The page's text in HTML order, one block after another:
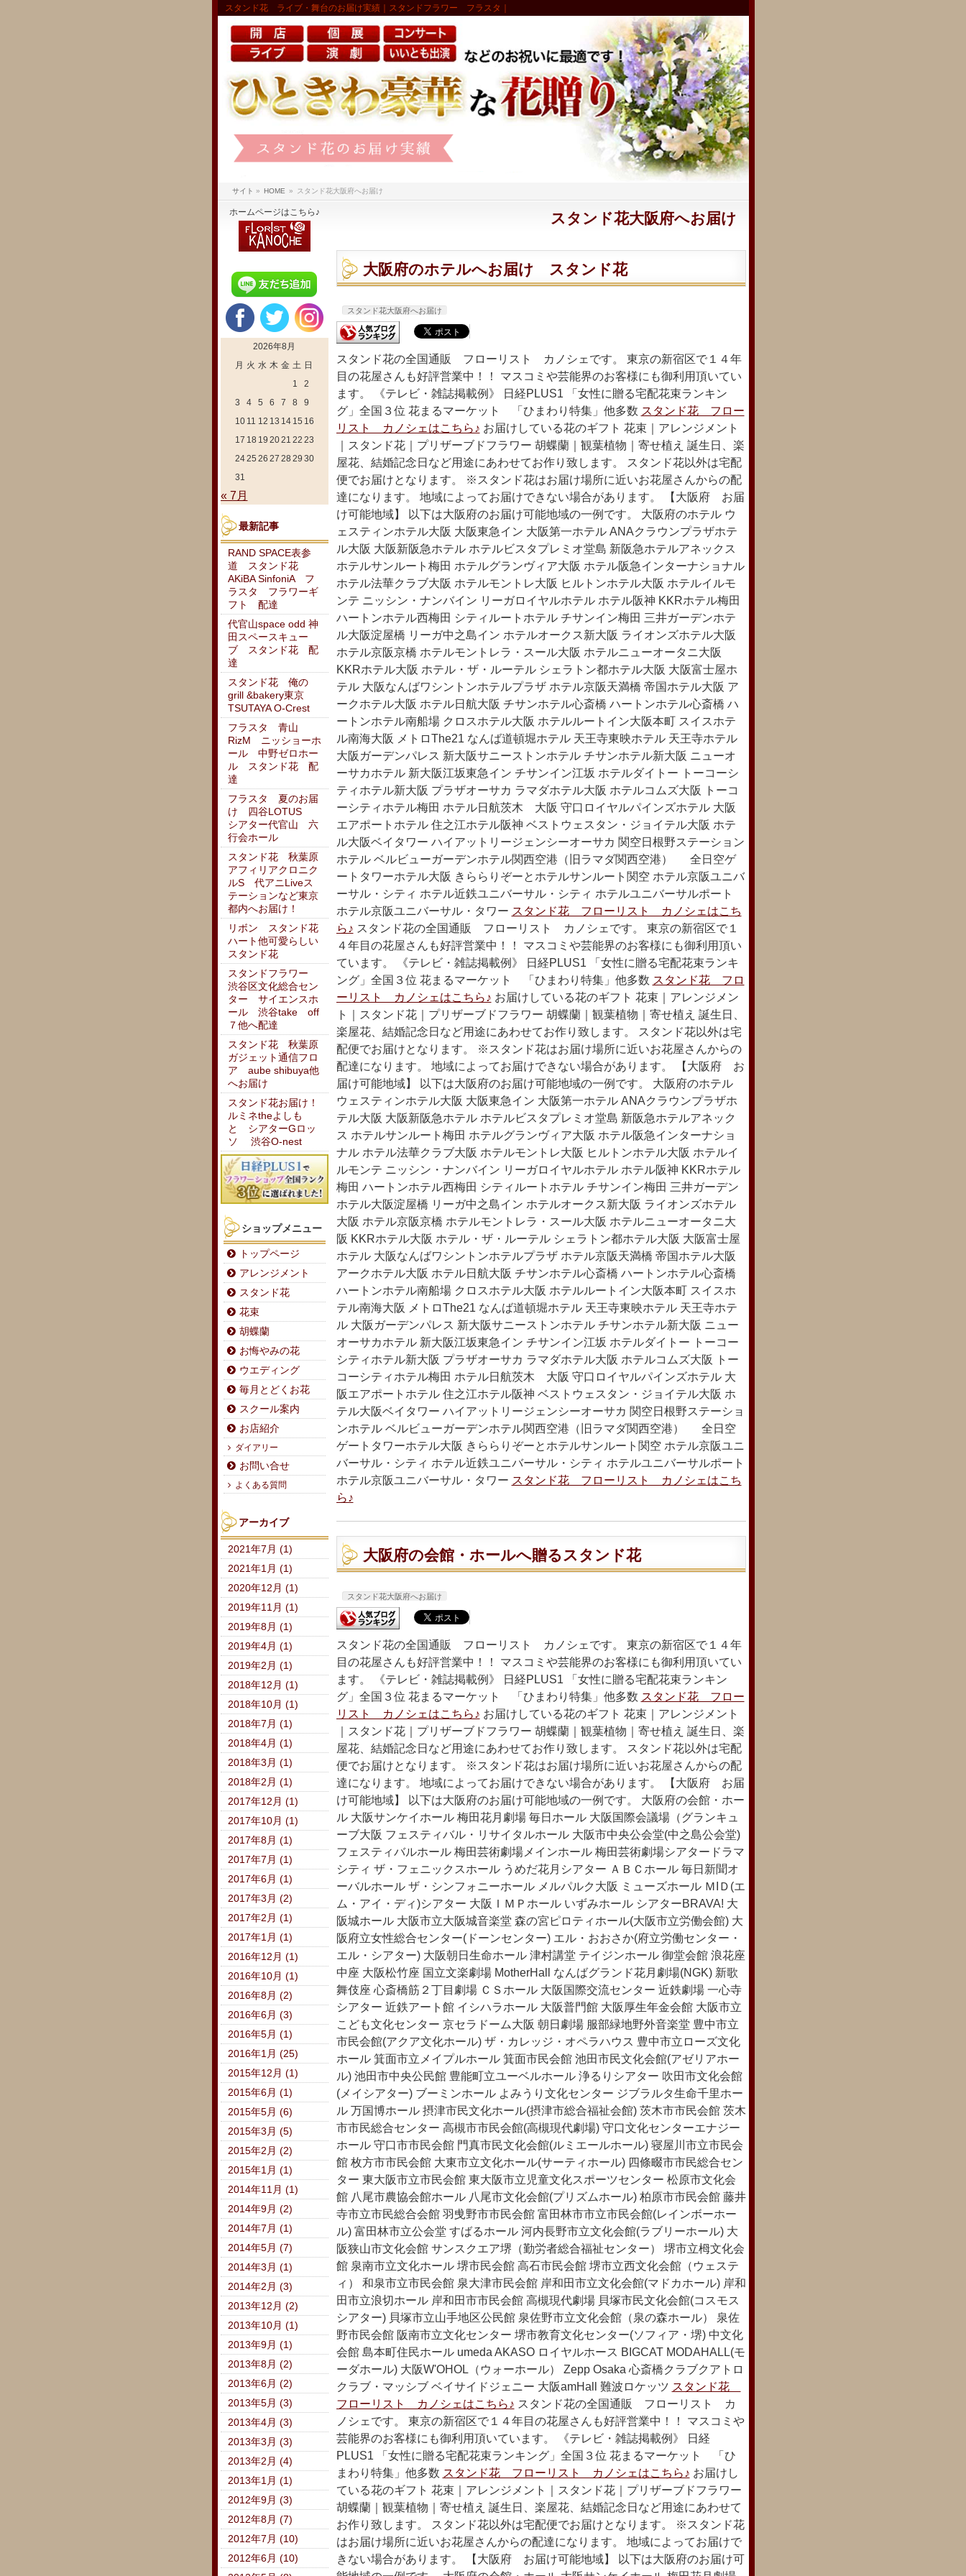
スタンド花 ライブ・舞台のお届け実績｜スタンドフラワー フラスタ｜
サイト » HOME » スタンド花大阪府へお届け
スタンド花大阪府へお届け
大阪府のホテルへお届け スタンド花
スタンド花大阪府へお届け
スタンド花の全国通販 フローリスト カノシェです。 東京の新宿区で１４年
目の花屋さんも好評営業中！！ マスコミや芸能界のお客様にも御利用頂いてい
ます。 《テレビ・雑誌掲載例》 日経PLUS1 「女性に贈る宅配花束ランキン
グ」全国３位 花まるマーケット 「ひまわり特集」他多数 スタンド花 フロー
リスト カノシェはこちら♪ お届けしている花のギフト 花束｜アレンジメント
｜スタンド花｜プリザーブドフラワー 胡蝶蘭｜観葉植物｜寄せ植え 誕生日、楽
屋花、結婚記念日など用途にあわせてお作り致します。 スタンド花以外は宅配
便でお届けとなります。 ※スタンド花はお届け場所に近いお花屋さんからの配
達になります。 地域によってお届けできない場合があります。 【大阪府 お届
け可能地域】 以下は大阪府のお届け可能地域の一例です。 大阪府のホテル ウ
ェスティンホテル大阪 大阪東急イン 大阪第一ホテル ANAクラウンプラザホテ
ル大阪 大阪新阪急ホテル ホテルビスタプレミオ堂島 新阪急ホテルアネックス
ホテルサンルート梅田 ホテルグランヴィア大阪 ホテル阪急インターナショナル
ホテル法華クラブ大阪 ホテルモントレ大阪 ヒルトンホテル大阪 ホテルイルモ
ンテ ニッシン・ナンバイン リーガロイヤルホテル ホテル阪神 KKRホテル梅田
ハートンホテル西梅田 シティルートホテル チサンイン梅田 三井ガーデンホテ
ル大阪淀屋橋 リーガ中之島イン ホテルオークス新大阪 ライオンズホテル大阪
ホテル京阪京橋 ホテルモントレラ・スール大阪 ホテルニューオータニ大阪
KKRホテル大阪 ホテル・ザ・ルーテル シェラトン都ホテル大阪 大阪富士屋ホ
テル 大阪なんばワシントンホテルプラザ ホテル京阪天満橋 帝国ホテル大阪 ア
ークホテル大阪 ホテル日航大阪 チサンホテル心斎橋 ハートンホテル心斎橋 ハ
ートンホテル南船場 クロスホテル大阪 ホテルルートイン大阪本町 スイスホテ
ル南海大阪 メトロThe21 なんば道頓堀ホテル 天王寺東映ホテル 天王寺ホテル
大阪ガーデンパレス 新大阪サニーストンホテル チサンホテル新大阪 ニューオ
ーサカホテル 新大阪江坂東急イン チサンイン江坂 ホテルダイトー トーコーシ
ティホテル新大阪 プラザオーサカ ラマダホテル大阪 ホテルコムズ大阪 トーコ
ーシティホテル梅田 ホテル日航茨木 大阪 守口ロイヤルパインズホテル 大阪
エアポートホテル 住之江ホテル阪神 ベストウェスタン・ジョイテル大阪 ホテ
ル大阪ベイタワー ハイアットリージェンシーオーサカ 関空日根野ステーション
ホテル ベルビューガーデンホテル関西空港（旧ラマダ関西空港） 全日空ゲ
ートタワーホテル大阪 きららりぞーとホテルサンルート関空 ホテル京阪ユニバ
ーサル・シティ ホテル近鉄ユニバーサル・シティ ホテルユニバーサルポート
ホテル京阪ユニバーサル・タワー スタンド花 フローリスト カノシェはこち
ら♪ スタンド花の全国通販 フローリスト カノシェです。 東京の新宿区で１
４年目の花屋さんも好評営業中！！ マスコミや芸能界のお客様にも御利用頂い
ています。 《テレビ・雑誌掲載例》 日経PLUS1 「女性に贈る宅配花束ランキ
ング」全国３位 花まるマーケット 「ひまわり特集」他多数 スタンド花 フロ
ーリスト カノシェはこちら♪ お届けしている花のギフト 花束｜アレンジメン
ト｜スタンド花｜プリザーブドフラワー 胡蝶蘭｜観葉植物｜寄せ植え 誕生日、
楽屋花、結婚記念日など用途にあわせてお作り致します。 スタンド花以外は宅
配便でお届けとなります。 ※スタンド花はお届け場所に近いお花屋さんからの
配達になります。 地域によってお届けできない場合があります。 【大阪府 お
届け可能地域】 以下は大阪府のお届け可能地域の一例です。 大阪府のホテル
ウェスティンホテル大阪 大阪東急イン 大阪第一ホテル ANAクラウンプラザホ
テル大阪 大阪新阪急ホテル ホテルビスタプレミオ堂島 新阪急ホテルアネック
ス ホテルサンルート梅田 ホテルグランヴィア大阪 ホテル阪急インターナショ
ナル ホテル法華クラブ大阪 ホテルモントレ大阪 ヒルトンホテル大阪 ホテルイ
ルモンテ ニッシン・ナンバイン リーガロイヤルホテル ホテル阪神 KKRホテル
梅田 ハートンホテル西梅田 シティルートホテル チサンイン梅田 三井ガーデン
ホテル大阪淀屋橋 リーガ中之島イン ホテルオークス新大阪 ライオンズホテル
大阪 ホテル京阪京橋 ホテルモントレラ・スール大阪 ホテルニューオータニ大
阪 KKRホテル大阪 ホテル・ザ・ルーテル シェラトン都ホテル大阪 大阪富士屋
ホテル 大阪なんばワシントンホテルプラザ ホテル京阪天満橋 帝国ホテル大阪
アークホテル大阪 ホテル日航大阪 チサンホテル心斎橋 ハートンホテル心斎橋
ハートンホテル南船場 クロスホテル大阪 ホテルルートイン大阪本町 スイスホ
テル南海大阪 メトロThe21 なんば道頓堀ホテル 天王寺東映ホテル 天王寺ホテ
ル 大阪ガーデンパレス 新大阪サニーストンホテル チサンホテル新大阪 ニュー
オーサカホテル 新大阪江坂東急イン チサンイン江坂 ホテルダイトー トーコー
シティホテル新大阪 プラザオーサカ ラマダホテル大阪 ホテルコムズ大阪 トー
コーシティホテル梅田 ホテル日航茨木 大阪 守口ロイヤルパインズホテル 大
阪エアポートホテル 住之江ホテル阪神 ベストウェスタン・ジョイテル大阪 ホ
テル大阪ベイタワー ハイアットリージェンシーオーサカ 関空日根野ステーショ
ンホテル ベルビューガーデンホテル関西空港（旧ラマダ関西空港） 全日空
ゲートタワーホテル大阪 きららりぞーとホテルサンルート関空 ホテル京阪ユニ
バーサル・シティ ホテル近鉄ユニバーサル・シティ ホテルユニバーサルポート
ホテル京阪ユニバーサル・タワー スタンド花 フローリスト カノシェはこち
ら♪
大阪府の会館・ホールへ贈るスタンド花
スタンド花大阪府へお届け
スタンド花の全国通販 フローリスト カノシェです。 東京の新宿区で１４年
目の花屋さんも好評営業中！！ マスコミや芸能界のお客様にも御利用頂いてい
ます。 《テレビ・雑誌掲載例》 日経PLUS1 「女性に贈る宅配花束ランキン
グ」全国３位 花まるマーケット 「ひまわり特集」他多数 スタンド花 フロー
リスト カノシェはこちら♪ お届けしている花のギフト 花束｜アレンジメント
｜スタンド花｜プリザーブドフラワー 胡蝶蘭｜観葉植物｜寄せ植え 誕生日、楽
屋花、結婚記念日など用途にあわせてお作り致します。 スタンド花以外は宅配
便でお届けとなります。 ※スタンド花はお届け場所に近いお花屋さんからの配
達になります。 地域によってお届けできない場合があります。 【大阪府 お届
け可能地域】 以下は大阪府のお届け可能地域の一例です。 大阪府の会館・ホー
ル 大阪サンケイホール 梅田花月劇場 毎日ホール 大阪国際会議場（グランキュ
ーブ大阪 フェスティバル・リサイタルホール 大阪市中央公会堂(中之島公会堂)
フェスティバルホール 梅田芸術劇場メインホール 梅田芸術劇場シアタードラマ
シティ ザ・フェニックスホール うめだ花月シアター ＡＢＣホール 毎日新聞オ
ーバルホール ザ・シンフォニーホール メルパルク大阪 ミューズホール ＭIＤ(エ
ム・アイ・ディ)シアター 大阪ＩＭＰホール いずみホール シアターBRAVA! 大
阪城ホール 大阪市立大阪城音楽堂 森の宮ピロティホール(大阪市立労働会館) 大
阪府立女性総合センター(ドーンセンター) エル・おおさか(府立労働センター・
エル・シアター) 大阪朝日生命ホール 津村講堂 テイジンホール 御堂会館 浪花座
中座 大阪松竹座 国立文楽劇場 MotherHall なんばグランド花月劇場(NGK) 新歌
舞伎座 心斎橋筋２丁目劇場 ＣＳホール 大阪国際交流センター 近鉄劇場 一心寺
シアター 近鉄アート館 イシハラホール 大阪普門館 大阪厚生年金会館 大阪市立
こども文化センター 京セラドーム大阪 朝日劇場 服部緑地野外音楽堂 豊中市立
市民会館(アクア文化ホール) ザ・カレッジ・オペラハウス 豊中市立ローズ文化
ホール 箕面市立メイプルホール 箕面市民会館 池田市民文化会館(アゼリアホー
ル) 池田市中央公民館 豊能町立ユーベルホール 浄るりシアター 吹田市文化会館
(メイシアター) ブーミンホール よみうり文化センター ジブラルタ生命千里ホー
ル 万国博ホール 摂津市民文化ホール(摂津市総合福祉会館) 茨木市市民会館 茨木
市市民総合センター 高槻市市民会館(高槻現代劇場) 守口文化センターエナジー
ホール 守口市市民会館 門真市民文化会館(ルミエールホール) 寝屋川市立市民会
館 枚方市市民会館 大東市立文化ホール(サーティホール) 四條畷市市民総合セン
ター 東大阪市立市民会館 東大阪市立児童文化スポーツセンター 松原市文化会
館 八尾市農協会館ホール 八尾市文化会館(プリズムホール) 柏原市市民会館 藤井
寺市立市民総合会館 羽曵野市市民会館 富田林市市立市民会館(レインボーホー
ル) 富田林市立公会堂 すばるホール 河内長野市立文化会館(ラブリーホール) 大
阪狭山市文化会館 サンスクエア堺（勤労者総合福祉センター） 堺市立栂文化会
館 泉南市立文化ホール 堺市民会館 高石市民会館 堺市立西文化会館（ウェステ
ィ） 和泉市立市民会館 泉大津市民会館 岸和田市立文化会館(マドカホール) 岸和
田市立浪切ホール 岸和田市市民会館 高槻現代劇場 貝塚市民文化会館(コスモス
シアター) 貝塚市立山手地区公民館 泉佐野市立文化会館（泉の森ホール） 泉佐
野市民会館 阪南市立文化センター 堺市教育文化センター(ソフィア・堺) 中文化
会館 島本町住民ホール umeda AKASO ロイヤルホース BIGCAT MODAHALL(モ
ーダホール) 大阪W'OHOL（ウォーホール） Zepp Osaka 心斎橋クラブクアトロ
クラブ・マッシブ ベイサイドジェニー 大阪amHall 難波ロケッツ スタンド花
フローリスト カノシェはこちら♪ スタンド花の全国通販 フローリスト カ
ノシェです。 東京の新宿区で１４年目の花屋さんも好評営業中！！ マスコミや
芸能界のお客様にも御利用頂いています。 《テレビ・雑誌掲載例》 日経
PLUS1 「女性に贈る宅配花束ランキング」全国３位 花まるマーケット 「ひ
まわり特集」他多数 スタンド花 フローリスト カノシェはこちら♪ お届けし
ている花のギフト 花束｜アレンジメント｜スタンド花｜プリザーブドフラワー
胡蝶蘭｜観葉植物｜寄せ植え 誕生日、楽屋花、結婚記念日など用途にあわせて
お作り致します。 スタンド花以外は宅配便でお届けとなります。 ※スタンド花
はお届け場所に近いお花屋さんからの配達になります。 地域によってお届けで
きない場合があります。 【大阪府 お届け可能地域】 以下は大阪府のお届け可
ホームページはこちら♪
2026年8月
月 火 水 木 金 土 日
1
2
3
4 5 6 7 8
9
10 11 12 13 14 15 16
17 18 19 2021 22 23
2425 26 27 28 29 30
31
« 7月
最新記事
RAND SPACE表参
道 スタンド花
AKiBA SinfoniA フ
ラスタ フラワーギ
フト 配達
代官山space odd 神
田スペースキュー
ブ スタンド花 配
達
スタンド花 俺の
grill &bakery東京
TSUTAYA O-Crest
フラスタ 青山
RizM ニッショーホ
ール 中野ゼロホー
ル スタンド花 配
達
フラスタ 夏のお届
け 四谷LOTUS
シアター代官山 六
行会ホール
スタンド花 秋葉原
アフィリアクロニク
ルS 代アニLiveス
テーションなど東京
都内へお届け！
リボン スタンド花
ハート他可愛らしい
スタンド花
スタンドフラワー
渋谷区文化総合セン
ター サイエンスホ
ール 渋谷take off
７他へ配達
スタンド花 秋葉原
ガジェット通信フロ
ア aube shibuya他
へお届け
スタンド花お届け！
ルミネtheよしも
と シアターGロッ
ソ 渋谷O-nest
ショップメニュー
トップページ
アレンジメント
スタンド花
花束
胡蝶蘭
お悔やみの花
ウエディング
毎月とどくお花
スクール案内
お店紹介
ダイアリー
お問い合せ
よくある質問
アーカイブ
2021年7月 (1)
2021年1月 (1)
2020年12月 (1)
2019年11月 (1)
2019年8月 (1)
2019年4月 (1)
2019年2月 (1)
2018年12月 (1)
2018年10月 (1)
2018年7月 (1)
2018年4月 (1)
2018年3月 (1)
2018年2月 (1)
2017年12月 (1)
2017年10月 (1)
2017年8月 (1)
2017年7月 (1)
2017年6月 (1)
2017年3月 (2)
2017年2月 (1)
2017年1月 (1)
2016年12月 (1)
2016年10月 (1)
2016年8月 (2)
2016年6月 (3)
2016年5月 (1)
2016年1月 (25)
2015年12月 (1)
2015年6月 (1)
2015年5月 (6)
2015年3月 (5)
2015年2月 (2)
2015年1月 (1)
2014年11月 (1)
2014年9月 (2)
2014年7月 (1)
2014年5月 (7)
2014年3月 (1)
2014年2月 (3)
2013年12月 (2)
2013年10月 (1)
2013年9月 (1)
2013年8月 (2)
2013年6月 (2)
2013年5月 (3)
2013年4月 (3)
2013年3月 (3)
2013年2月 (4)
2013年1月 (1)
2012年9月 (3)
2012年8月 (7)
2012年7月 (10)
2012年6月 (10)